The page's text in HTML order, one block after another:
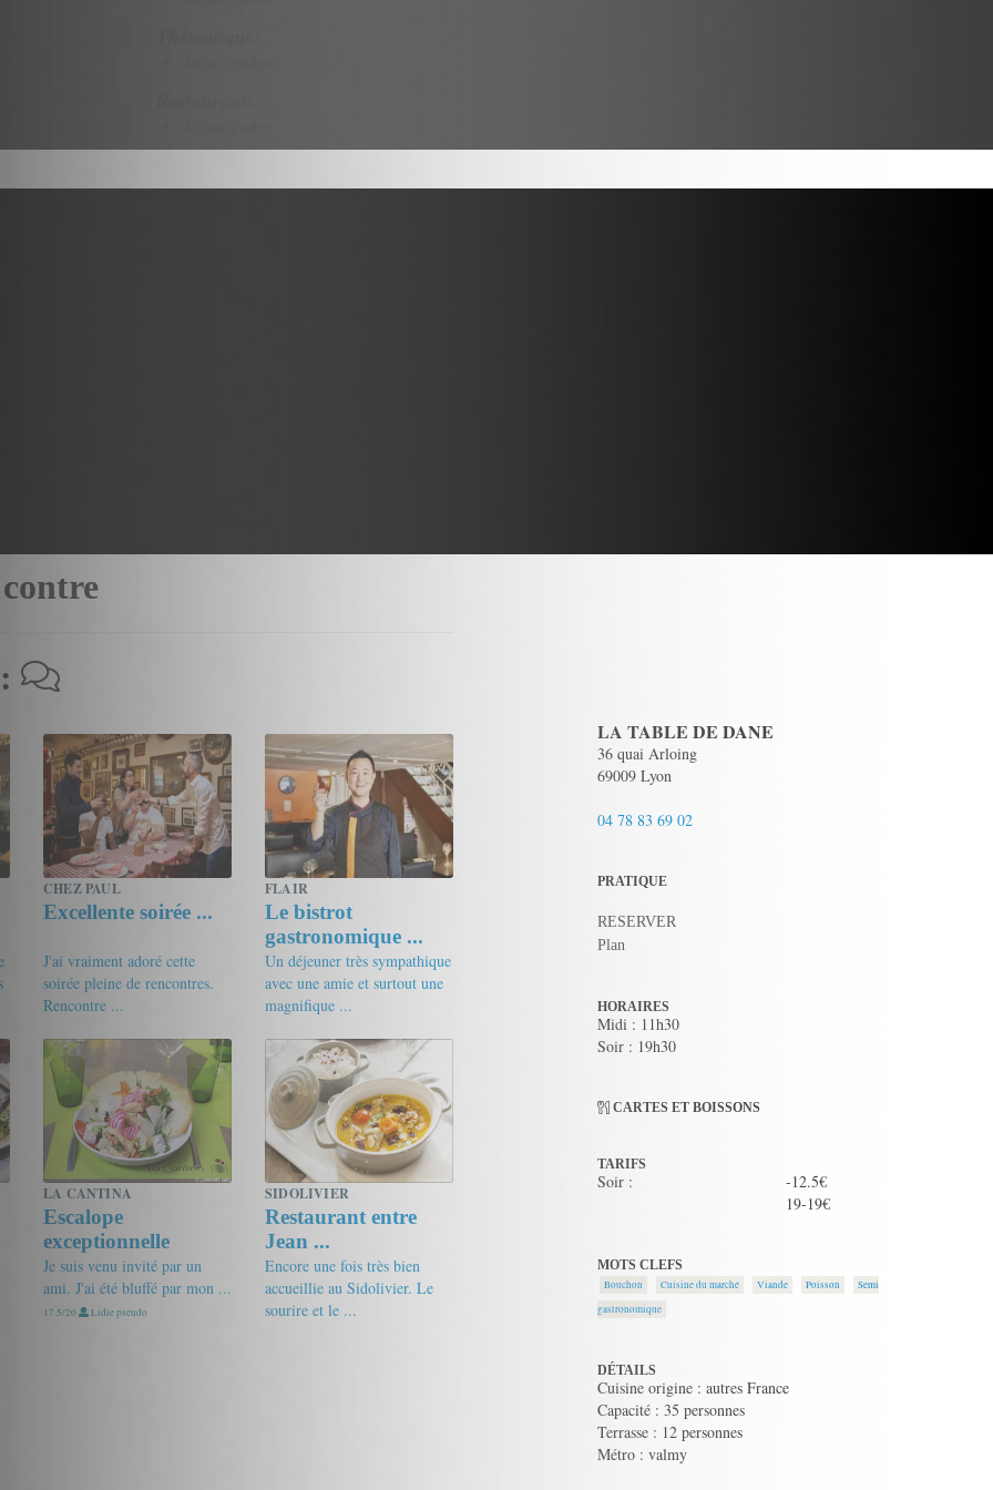
CHEZ PAUL
Excellente soirée ...
J'ai vraiment adoré cette
soirée pleine de rencontres.
Rencontre ...
FLAIR
Le bistrot
gastronomique ...
Un déjeuner très sympathique
avec une amie et surtout une
magnifique ...
LA CANTINA
Escalope
exceptionnelle
Je suis venu invité par un
ami. J'ai été bluffé par mon ...
17.5/20 Lidie pseudo
SIDOLIVIER
Restaurant entre
Jean ...
Encore une fois très bien
accueillie au Sidolivier. Le
sourire et le ...
LA TABLE DE DANE
36 quai Arloing
69009 Lyon
04 78 83 69 02
PRATIQUE
RESERVER
Plan
HORAIRES
Midi : 11h30
Soir : 19h30
CARTES ET BOISSONS
TARIFS
Soir :
-12.5€
19-19€
MOTS CLEFS
Bouchon Cuisine du marché Viande Poisson
Semi
gastronomique
DÉTAILS
Cuisine origine : autres France
Capacité : 35 personnes
Terrasse : 12 personnes
Métro : valmy